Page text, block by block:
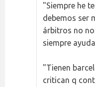
"Siempre he
debemos ser
árbitros no
siempre
"Tienen
critican q